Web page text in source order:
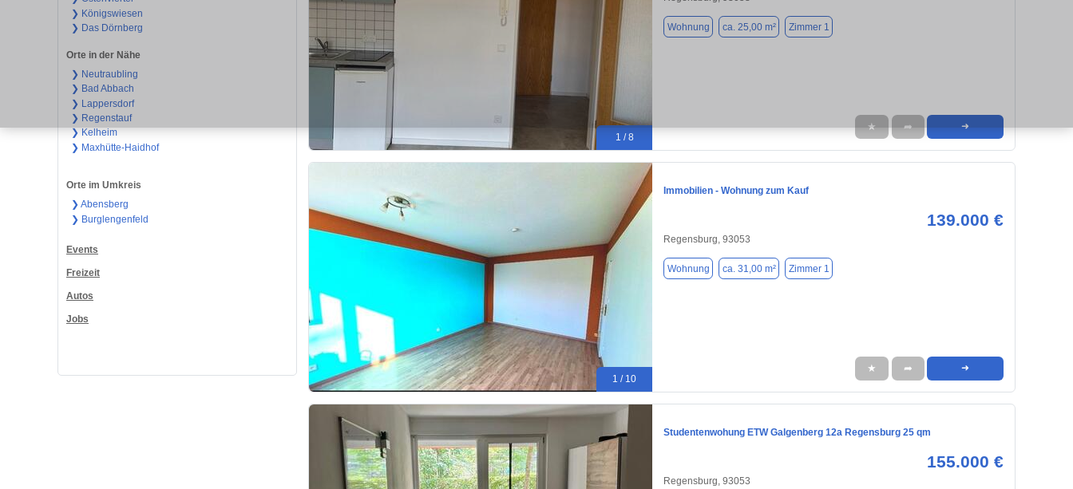
❯ Königswiesen
❯ Das Dörnberg
Orte in der Nähe
❯ Neutraubling
❯ Bad Abbach
❯ Lappersdorf
❯ Regenstauf
❯ Kelheim
❯ Maxhütte-Haidhof
Orte im Umkreis
❯ Abensberg
❯ Burglengenfeld
Events
Freizeit
Autos
Jobs
1 / 8
Wohnung ca. 25,00 m² Zimmer 1
★ ➦ ➜
1 / 10
Immobilien - Wohnung zum Kauf
139.000 €
Regensburg, 93053
Wohnung ca. 31,00 m² Zimmer 1
★ ➦ ➜
Studentenwohung ETW Galgenberg 12a Regensburg 25 qm
155.000 €
Regensburg, 93053